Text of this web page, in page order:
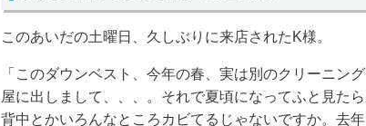
このあいだの土曜日、久しぶりに来店されたK様。
「このダウンベスト、今年の春、実は別のクリーニング
屋に出しまして、、、。それで夏頃になってふと見たら
背中とかいろんなところカビてるじゃないですか。去年